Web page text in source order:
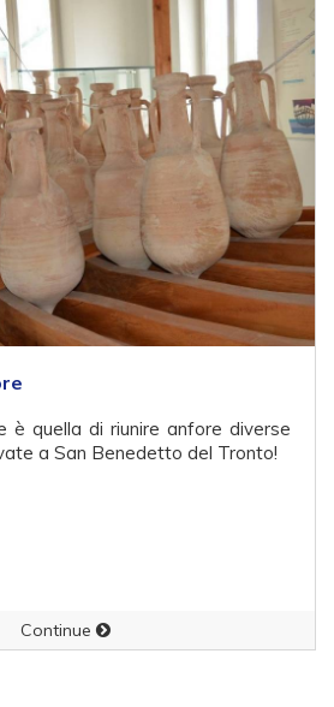
è quella di riunire anfore diverse
a San Benedetto del Tronto!
Continue